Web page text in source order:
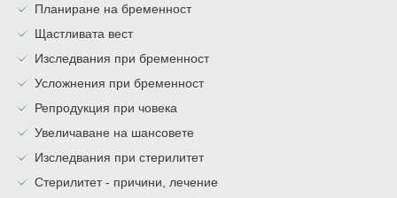
Планиране на бременност
Щастливата вест
Изследвания при бременност
Усложнения при бременност
Репродукция при човека
Увеличаване на шансовете
Изследвания при стерилитет
Стерилитет - причини, лечение